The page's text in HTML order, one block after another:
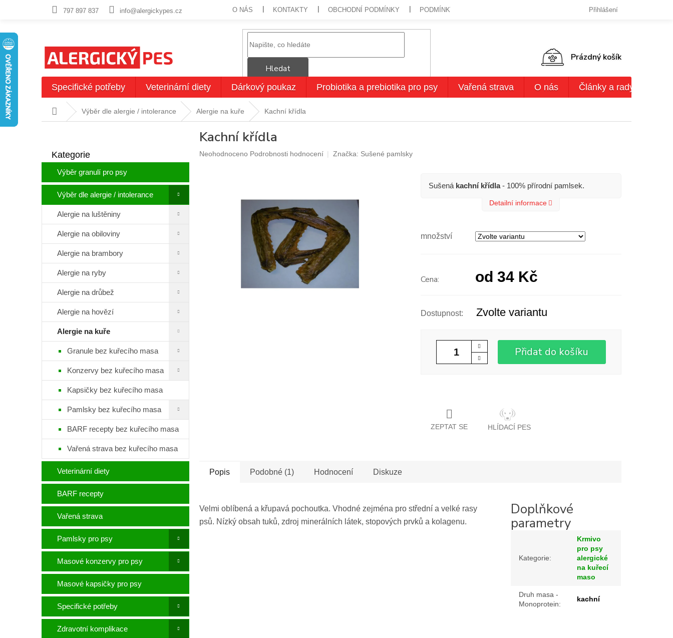
797 897 837 info@alergickypes.cz O NÁS KONTAKTY OBCHODNÍ PODMÍNKY PODMÍNKY OCHRANY OSOBNÍCH ÚDAJŮ DODACÍ LHŮTY,ZPŮSOBY
Přihlášení
Hledat
NÁKUPNÍ
Prázdný košík
Specifické potřeby Veterinární diety Dárkový poukaz Probiotika a prebiotika pro psy Vařená strava O nás Články a rady
Domů Výběr dle alergie / intolerance Alergie na kuře Kachní křídla
t
a
n
p
n
kategorie
Kategorie
Výběr granulí pro psy
Výběr dle alergie / intolerance
Alergie na luštěniny
Alergie na obiloviny
Alergie na brambory
Alergie na ryby
Alergie na drůbež
Alergie na hovězí
Alergie na kuře
Granule bez kuřecího masa
Konzervy bez kuřecího masa
Kapsičky bez kuřecího masa
Pamlsky bez kuřecího masa
BARF recepty bez kuřecího masa
Vařená strava bez kuřecího masa
Veterinární diety
BARF recepty
Vařená strava
Pamlsky pro psy
Masové konzervy pro psy
Masové kapsičky pro psy
Specifické potřeby
Zdravotní komplikace
Kachní křídla
Průměrné
Neohodnoceno Podrobnosti hodnocení Značka: Sušené pamlsky
od 34 Kč
Zvolte variantu
množství
Přidat do košíku
Sušená kachní křídla- 100% přírodní pamlsek.
Detailní informace
ZEPTAT SE HLÍDACÍ PES
Popis Podobné (1) Hodnocení Diskuze
Velmi oblíbená a křupavá pochoutka. Vhodné zejména pro střední a velké rasy
psů. Nízký obsah tuků, zdroj minerálních látek, stopových prvků a kolagenu.
Doplňkové
parametry
Kategorie:
Krmivo
pro psy
alergické
na kuřecí
maso
Druh masa -
Monoprotein:
kachní